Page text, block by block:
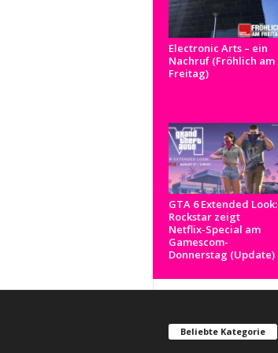
Electronic Arts – ein
Nachruf (Fröhlich am
Freitag)
GTA 6 Extended Look:
Rockstar zeigt
Netflix-Special am
Gamescom-
Donnerstag (Update)
Beliebte Kategorie